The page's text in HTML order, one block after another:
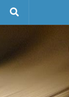
Skip to content